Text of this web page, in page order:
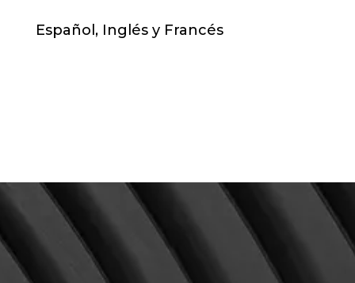
Español, Inglés y Francés